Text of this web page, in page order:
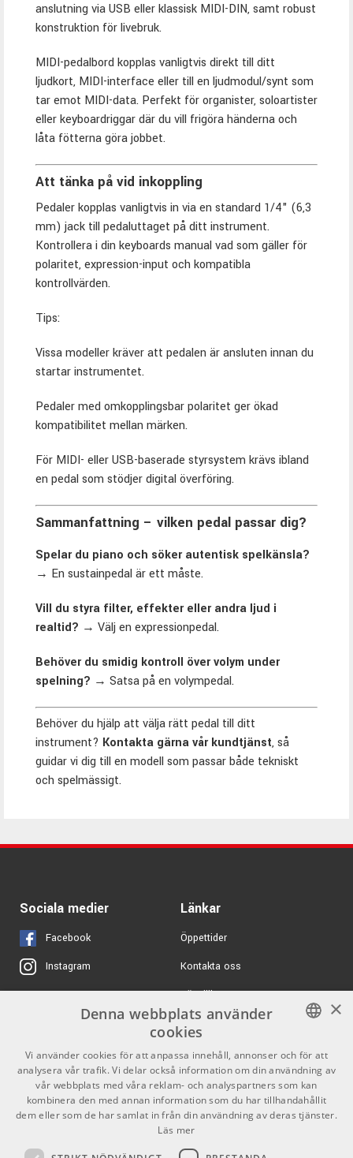
anslutning via USB eller klassisk MIDI-DIN, samt robust
konstruktion för livebruk.
MIDI-pedalbord kopplas vanligtvis direkt till ditt
ljudkort, MIDI-interface eller till en ljudmodul/synt som
tar emot MIDI-data. Perfekt för organister, soloartister
eller keyboardriggar där du vill frigöra händerna och
låta fötterna göra jobbet.
Att tänka på vid inkoppling
Pedaler kopplas vanligtvis in via en standard 1/4" (6,3
mm) jack till pedaluttaget på ditt instrument.
Kontrollera i din keyboards manual vad som gäller för
polaritet, expression-input och kompatibla
kontrollvärden.
Tips:
Vissa modeller kräver att pedalen är ansluten innan du
startar instrumentet.
Pedaler med omkopplingsbar polaritet ger ökad
kompatibilitet mellan märken.
För MIDI- eller USB-baserade styrsystem krävs ibland
en pedal som stödjer digital överföring.
Sammanfattning – vilken pedal passar dig?
Spelar du piano och söker autentisk spelkänsla?
→ En sustainpedal är ett måste.
Vill du styra filter, effekter eller andra ljud i
realtid? → Välj en expressionpedal.
Behöver du smidig kontroll över volym under
spelning? → Satsa på en volympedal.
Behöver du hjälp att välja rätt pedal till ditt
instrument? Kontakta gärna vår kundtjänst, så
guidar vi dig till en modell som passar både tekniskt
och spelmässigt.
Sociala medier
Facebook
Instagram
X
Youtube
TikTok
Länkar
Öppettider
Kontakta oss
Köpvillkor
Butiken
Varumärken
GDPR & Cookies
Kontakt
Info
SWEDISH
ENGLISH
×
Denna webbplats använder
cookies
Vi använder cookies för att anpassa innehåll, annonser och för att
analysera vår trafik. Vi delar också information om din användning av
vår webbplats med våra reklam- och analyspartners som kan
kombinera den med annan information som du har tillhandahållit
dem eller som de har samlat in från din användning av deras tjänster.
Läs mer